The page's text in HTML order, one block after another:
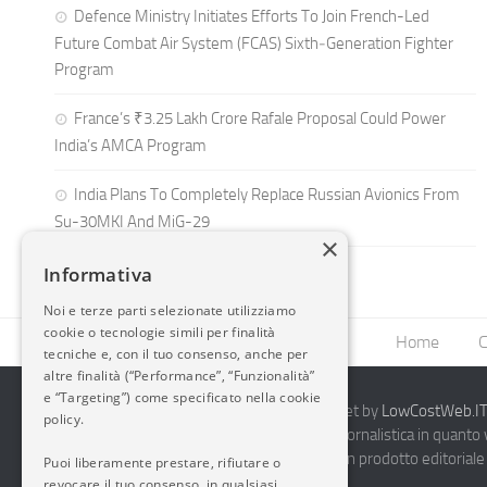
Defence Ministry Initiates Efforts To Join French-Led
Future Combat Air System (FCAS) Sixth‑Generation Fighter
Program
France’s ₹3.25 Lakh Crore Rafale Proposal Could Power
India’s AMCA Program
India Plans To Completely Replace Russian Avionics From
Su-30MKI And MiG-29
Home
2014-2026 AvioBlog - Creazione Siti Internet by
Questo blog non rappresenta una testata giornalistica in
periodicità. Non può pertanto considerarsi un prodotto
7.03.2001.Disclaimer Completo
×
Informativa
Noi e terze parti selezionate utilizziamo
cookie o tecnologie simili per finalità
tecniche e, con il tuo consenso, anche per
altre finalità (“Performance”, “Funzionalità”
e “Targeting”) come specificato nella cookie
policy.
Puoi liberamente prestare, rifiutare o